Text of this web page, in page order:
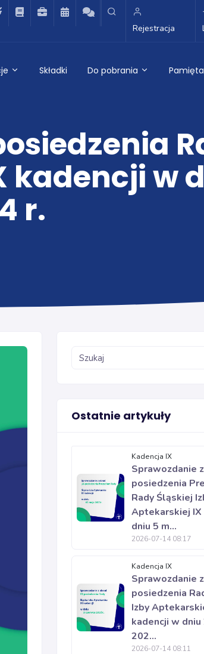
Rejestracja
Składki Do pobrania
kadencji w
r.
Ostatnie artykuły
Kadencja IX
Sprawozdanie
posiedzenia
Rady Śląskiej
Aptekarskiej IX
dniu 5 m...
2026-07-14 08:17
Kadencja IX
Sprawozdanie
posiedzenia
Izby
kadencji w dniu
202...
2026-07-14 08:11